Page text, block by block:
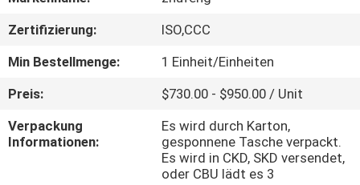
FABRIK-
AUSFLUG
QUALITÄTSKONTROLLE
Zertifizierung:
ISO,CCC
Min Bestellmenge:
1 Einheit/Einheiten
Preis:
$730.00 - $950.00 / Unit
Verpackung
Informationen:
Es wird durch Karton,
gesponnene Tasche verpackt.
Es wird in CKD, SKD versendet,
oder CBU lädt es 3